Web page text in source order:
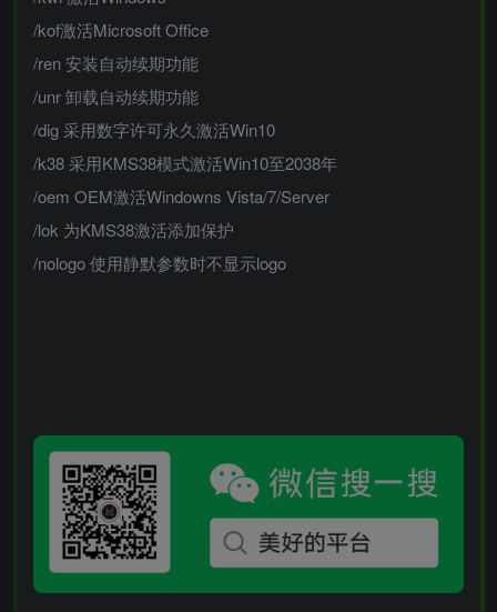
/kof激活Microsoft Office
/ren 安装自动续期功能
/unr 卸载自动续期功能
/dig 采用数字许可永久激活Win10
/k38 采用KMS38模式激活Win10至2038年
/oem OEM激活Windowns Vista/7/Server
/lok 为KMS38激活添加保护
/nologo 使用静默参数时不显示logo